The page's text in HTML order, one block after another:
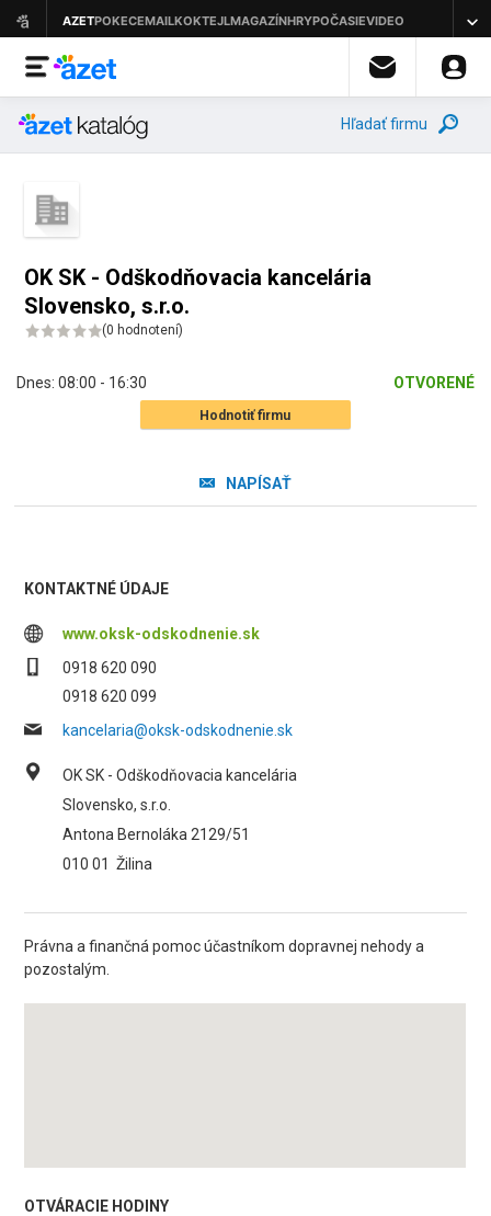
Hľadať firmu
OK SK - Odškodňovacia kancelária
Slovensko, s.r.o.
(0 hodnotení)
Dnes: 08:00 - 16:30 OTVORENÉ
Hodnotiť firmu
NAPÍSAŤ
KONTAKTNÉ ÚDAJE
www.oksk-odskodnenie.sk
0918 620 090
0918 620 099
kancelaria@oksk-odskodnenie.sk
OK SK - Odškodňovacia kancelária
Slovensko, s.r.o.
Antona Bernoláka 2129/51
010 01 Žilina
Právna a finančná pomoc účastníkom dopravnej nehody a
pozostalým.
OTVÁRACIE HODINY